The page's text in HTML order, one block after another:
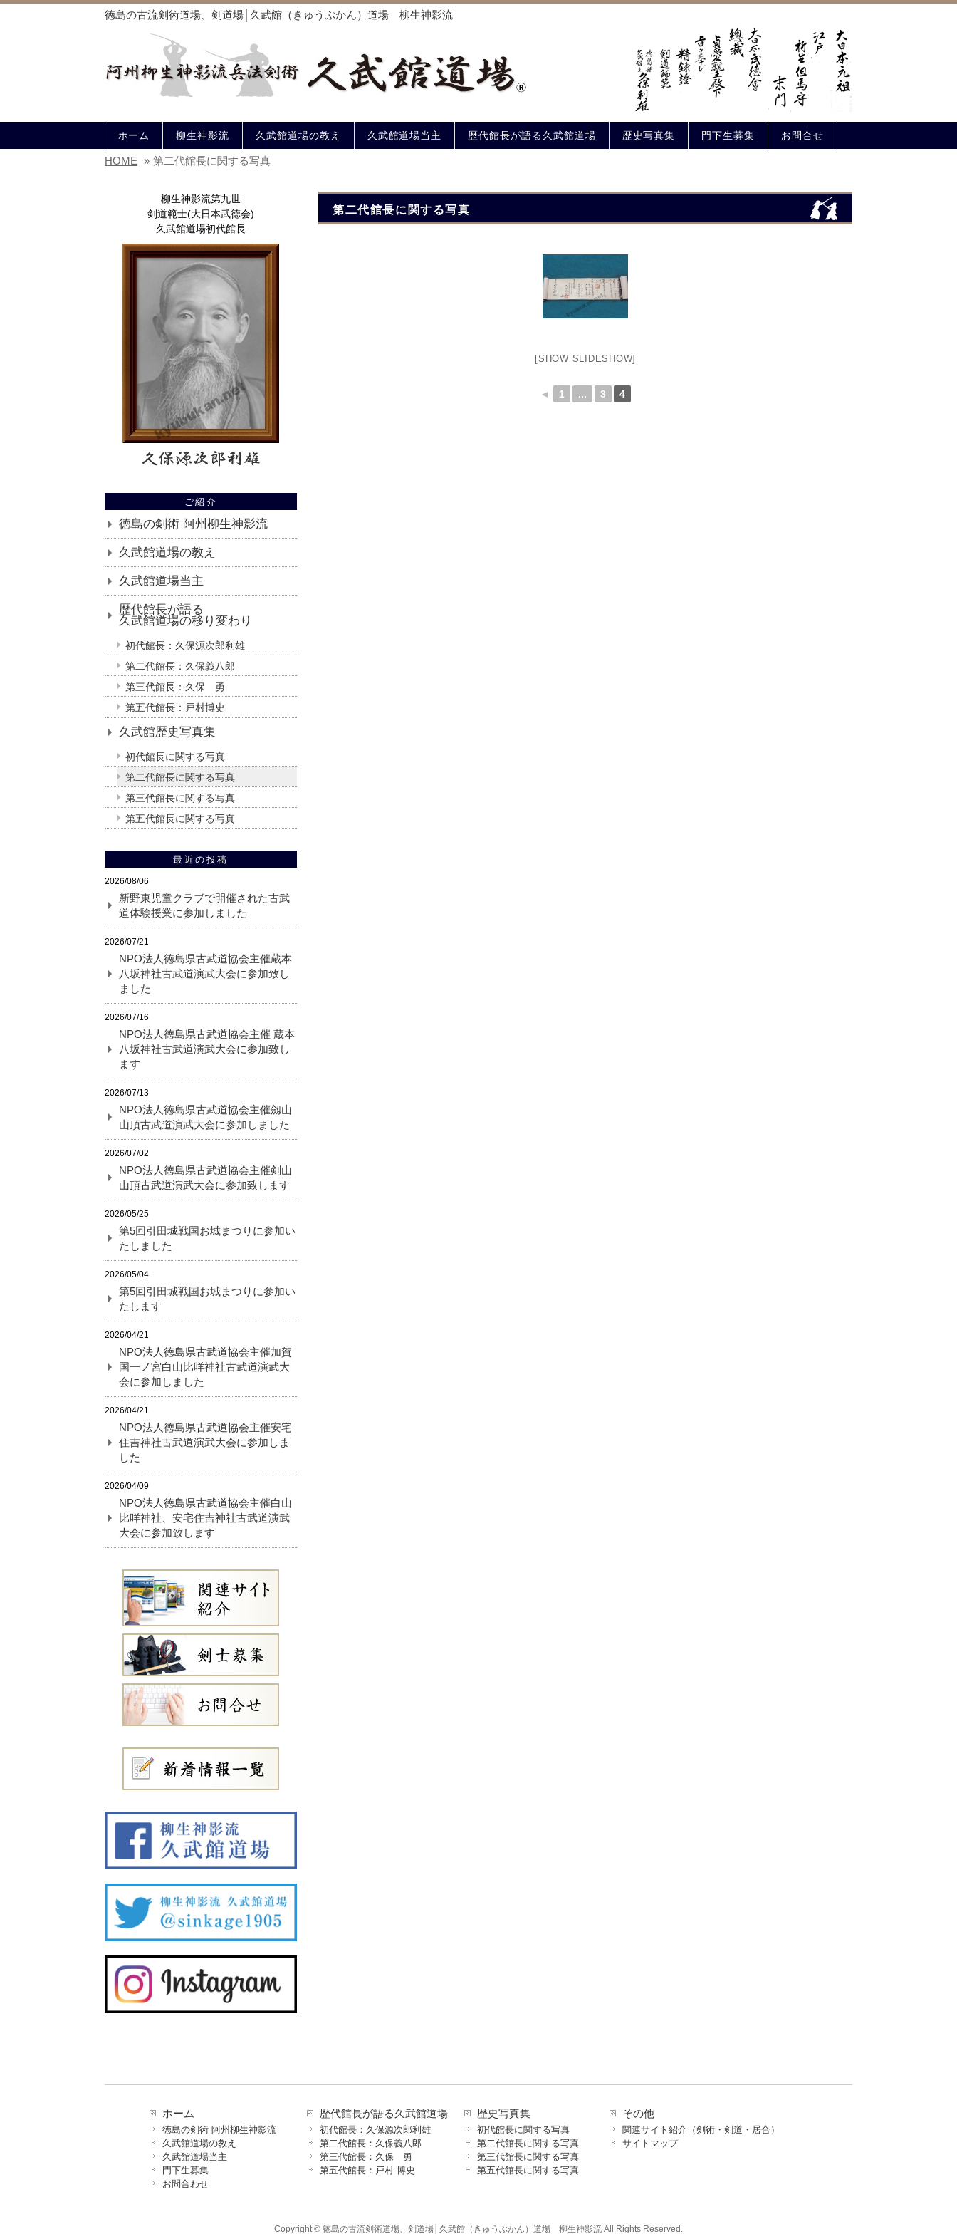
徳島の古流剣術道場、剣道場│久武館（きゅうぶかん）道場 柳生神影流
ホーム 柳生神影流 久武館道場の教え 久武館道場当主 歴代館長が語る久武館道場 歴史写真集 門下生募集 お問合せ
HOME » 第二代館長に関する写真
第二代館長に関する写真
[SHOW SLIDESHOW]
◄ 1 ... 3 4
柳生神影流第九世
剣道範士(大日本武徳会)
久武館道場初代館長
ご紹介
徳島の剣術 阿州柳生神影流
久武館道場の教え
久武館道場当主
歴代館長が語る
久武館道場の移り変わり
初代館長：久保源次郎利雄
第二代館長：久保義八郎
第三代館長：久保 勇
第五代館長：戸村博史
久武館歴史写真集
初代館長に関する写真
第二代館長に関する写真
第三代館長に関する写真
第五代館長に関する写真
最近の投稿
2026/08/06
新野東児童クラブで開催された古武
道体験授業に参加しました
2026/07/21
NPO法人徳島県古武道協会主催蔵本
八坂神社古武道演武大会に参加致し
ました
2026/07/16
NPO法人徳島県古武道協会主催 蔵本
八坂神社古武道演武大会に参加致し
ます
2026/07/13
NPO法人徳島県古武道協会主催劔山
山頂古武道演武大会に参加しました
2026/07/02
NPO法人徳島県古武道協会主催剣山
山頂古武道演武大会に参加致します
2026/05/25
第5回引田城戦国お城まつりに参加い
たしました
2026/05/04
第5回引田城戦国お城まつりに参加い
たします
2026/04/21
NPO法人徳島県古武道協会主催加賀
国一ノ宮白山比咩神社古武道演武大
会に参加しました
2026/04/21
NPO法人徳島県古武道協会主催安宅
住吉神社古武道演武大会に参加しま
した
2026/04/09
NPO法人徳島県古武道協会主催白山
比咩神社、安宅住吉神社古武道演武
大会に参加致します
ホーム
徳島の剣術 阿州柳生神影流
久武館道場の教え
久武館道場当主
門下生募集
お問合わせ
歴代館長が語る久武館道場
初代館長：久保源次郎利雄
第二代館長：久保義八郎
第三代館長：久保 勇
第五代館長：戸村 博史
歴史写真集
初代館長に関する写真
第二代館長に関する写真
第三代館長に関する写真
第五代館長に関する写真
その他
関連サイト紹介（剣術・剣道・居合）
サイトマップ
Copyright © 徳島の古流剣術道場、剣道場│久武館（きゅうぶかん）道場 柳生神影流 All Rights Reserved.